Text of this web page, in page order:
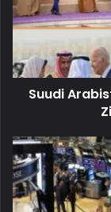
Suudi